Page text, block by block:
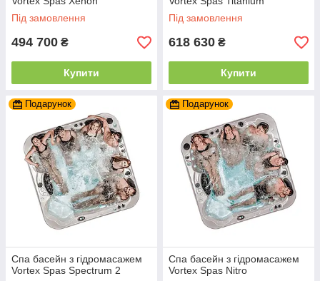
Під замовлення
494 700 ₴
Купити
Під замовлення
618 630 ₴
Купити
Подарунок
Спа басейн з гідромасажем
Vortex Spas Spectrum 2
Подарунок
Спа басейн з гідромасажем
Vortex Spas Nitro